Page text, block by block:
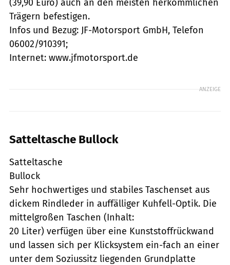
(39,90 Euro) auch an den meisten herkömmlichen
Trägern befestigen.
Infos und Bezug: JF-Motorsport GmbH, Telefon
06002/910391;
Internet: www.jfmotorsport.de
ANZEIGE
Satteltasche Bullock
Satteltasche
Bullock
Sehr hochwertiges und stabiles Taschenset aus
dickem Rindleder in auffälliger Kuhfell-Optik. Die
mittelgroßen Taschen (Inhalt:
20 Liter) verfügen über eine Kunststoffrückwand
und lassen sich per Klicksystem ein-fach an einer
unter dem Soziussitz liegenden Grundplatte